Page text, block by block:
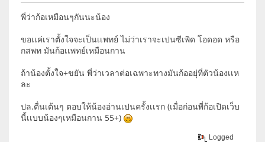
พี่ว่าก้อเหมือนๆกันนะน้อง
ขอเเค่เราตั้งใจจะเป็นเเพทย์ ไม่ว่าเราจะเปนซีเพิด โอดอด หรือ
กสพท มันก้อเเพทย์เหมือนกาน
ถ้าน้องตั้งใจ+ขยัน พี่ว่าเวลาต่อเฉพาะทางมันก้ออยุ่ที่ตัวน้องเเห
ละ
ปล.ตื่นเต้นๆ ตอบให้น้องอ่านเปนครั้งเเรก (เมื่อก่อนพี่ก้อเปิดเว็บ
นี้เเบบน้องๆเหมือนกาน 55+)
Logged